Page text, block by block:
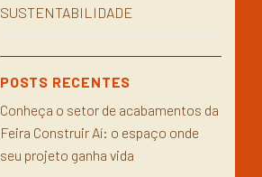
SUSTENTABILIDADE
POSTS RECENTES
Conheça o setor de acabamentos da
Feira Construir Aí: o espaço onde
seu projeto ganha vida